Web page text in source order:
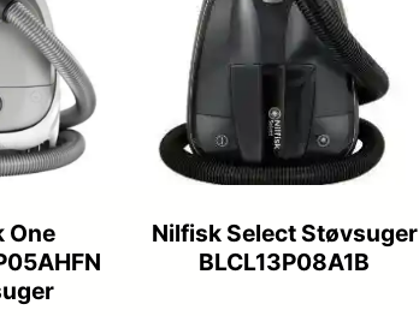
One
Nilfisk Select Støvsuger
BLCL13P08A1B